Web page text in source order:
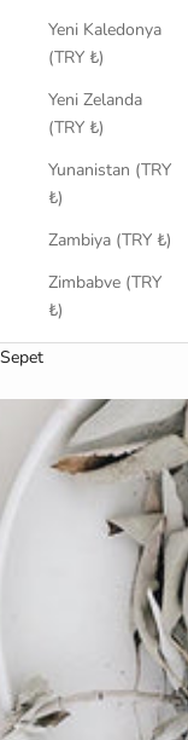
Yeni Kaledonya
(TRY ₺)
Yeni Zelanda
(TRY ₺)
Yunanistan (TRY
₺)
Zambiya (TRY ₺)
Zimbabve (TRY
₺)
Sepet